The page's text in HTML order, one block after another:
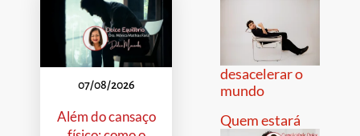
07/08/2026
Além do cansaço
desacelerar o
mundo
Quem estará